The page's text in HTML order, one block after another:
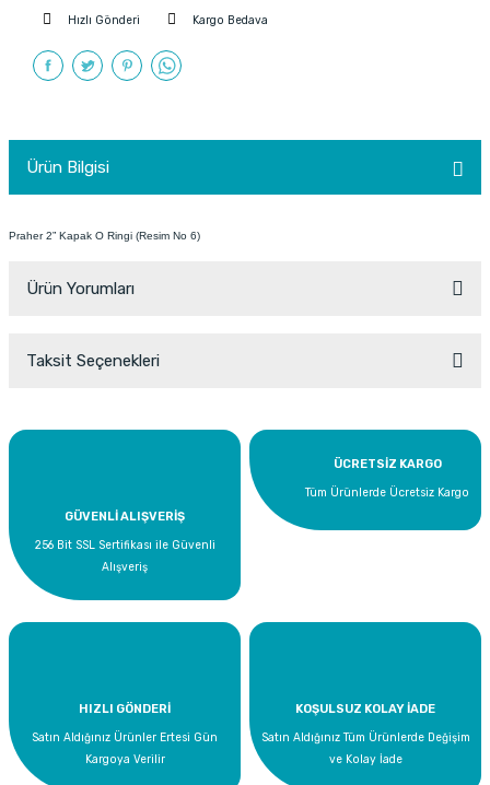
Hızlı Gönderi Kargo Bedava
Ürün Bilgisi
Praher 2” Kapak O Ringi (Resim No 6)
Ürün Yorumları
Yorum Yaz
Taksit Seçenekleri
GÜVENLİ ALIŞVERİŞ
256 Bit SSL Sertifikası ile Güvenli
Alışveriş
ÜCRETSİZ KARGO
Tüm Ürünlerde Ücretsiz Kargo
HIZLI GÖNDERİ
Satın Aldığınız Ürünler Ertesi Gün
Kargoya Verilir
KOŞULSUZ KOLAY İADE
Satın Aldığınız Tüm Ürünlerde Değişim
ve Kolay İade